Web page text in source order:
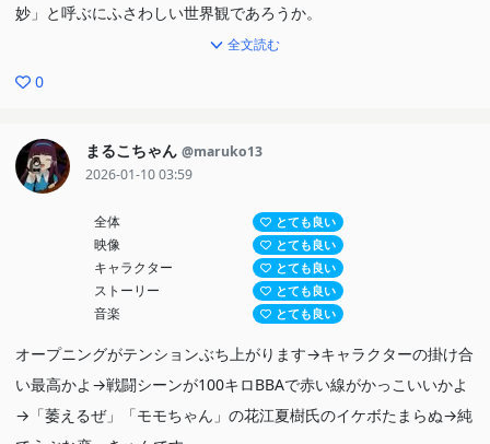
妙」と呼ぶにふさわしい世界観であろうか。
くなりたい」「格好良くなりたい」とひたむきに頑張っている姿は
応援したくなるのだ。バトルは、協力しあって戦うシーンが多く、
連携力により敵を倒していく姿にワクワクする。
ヒロインは、一見すると性格がきつそうなギャルに見えるが、気遣
ルのコンビが最高なのである。サブヒロインも個性的で、賑やかな
青春ストーリーとしての面白さも魅力だろう。
太眉ヒロインが好きな私にとっては、本作のキャラクターデザイン
全文読む
0
まるこちゃん @maruko13
2026-01-10 03:59
全体 とても良い
映像 とても良い
キャラクター とても良い
ストーリー とても良い
音楽 とても良い
オープニングがテンションぶち上がります→キャラクターの掛け合
い最高かよ→戦闘シーンが100キロBBAで赤い線がかっこいいかよ
→「萎えるぜ」「モモちゃん」の花江夏樹氏のイケボたまらぬ→純